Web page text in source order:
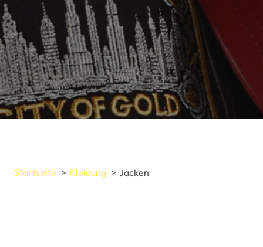
Startseite Kleidung Jacken